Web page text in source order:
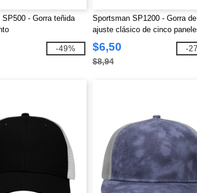
- Gorra teñida
-49%
Sportsman SP1200 - Gorra de
ajuste clásico de cinco
$6,50
$8,94
-